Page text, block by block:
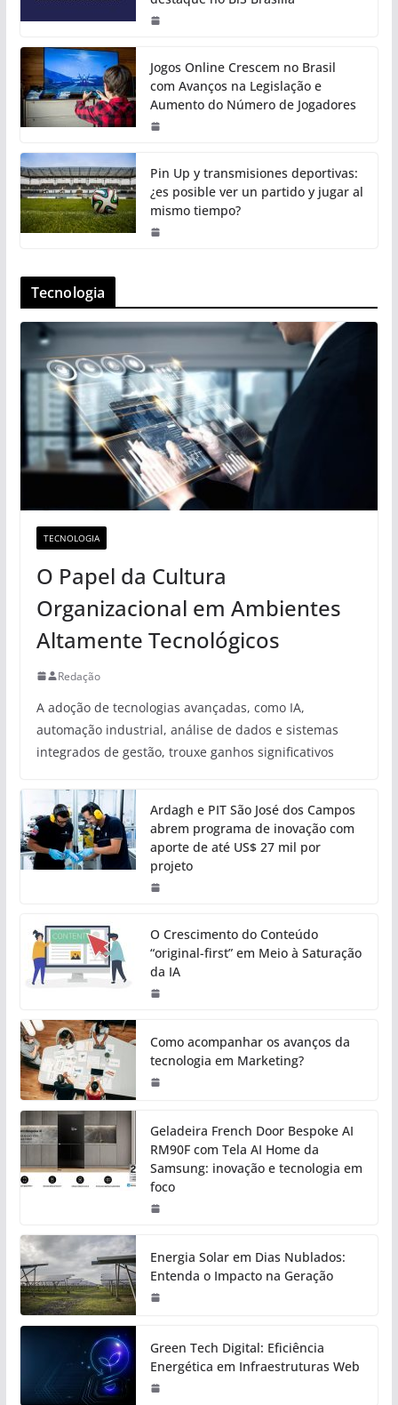
Jogos Online Crescem no Brasil
com Avanços na Legislação e
Aumento do Número de Jogadores
Pin Up y transmisiones deportivas:
¿es posible ver un partido y jugar al
mismo tiempo?
Tecnologia
TECNOLOGIA
O Papel da Cultura
Organizacional em Ambientes
Altamente Tecnológicos
Redação
A adoção de tecnologias avançadas, como IA,
automação industrial, análise de dados e sistemas
integrados de gestão, trouxe ganhos significativos
Ardagh e PIT São José dos Campos
abrem programa de inovação com
aporte de até US$ 27 mil por
projeto
O Crescimento do Conteúdo
“original-first” em Meio à Saturação
da IA
Como acompanhar os avanços da
tecnologia em Marketing?
Geladeira French Door Bespoke AI
RM90F com Tela AI Home da
Samsung: inovação e tecnologia em
foco
Energia Solar em Dias Nublados:
Entenda o Impacto na Geração
Green Tech Digital: Eficiência
Energética em Infraestruturas Web